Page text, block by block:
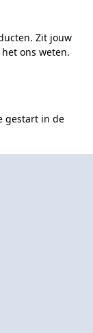
Zit jouw
ons weten.
gestart in de